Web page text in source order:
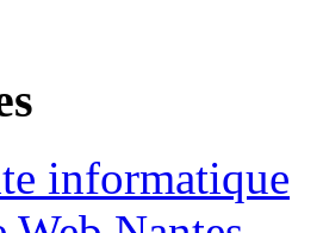
informatique